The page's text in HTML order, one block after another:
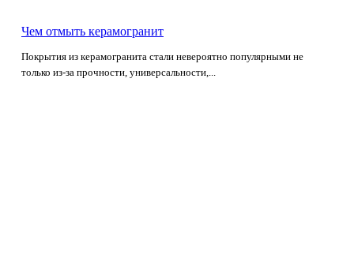
Чем отмыть керамогранит
Покрытия из керамогранита стали невероятно популярными не
только из-за прочности, универсальности,...